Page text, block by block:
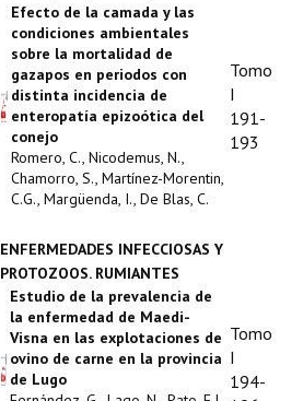
Efecto de la camada y las
condiciones ambientales
sobre la mortalidad de
gazapos en periodos con
distinta incidencia de
enteropatía epizoótica del
conejo
Romero, C., Nicodemus, N.,
Chamorro, S., Martínez-Morentin,
C.G., Margüenda, I., De Blas, C.
Tomo
I
191-
193
ENFERMEDADES INFECCIOSAS Y
PROTOZOOS. RUMIANTES
Estudio de la prevalencia de
la enfermedad de Maedi-
Visna en las explotaciones de
ovino de carne en la provincia
de Lugo
Tomo
I
194-